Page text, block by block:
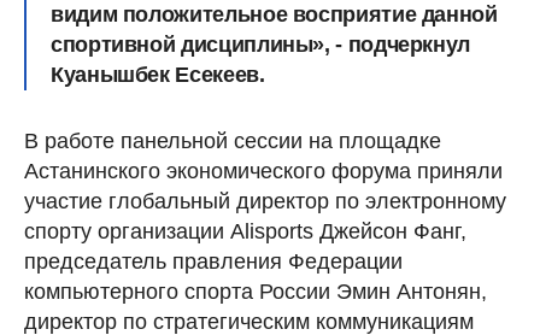
видим положительное восприятие данной
спортивной дисциплины», - подчеркнул
Куанышбек Есекеев.
В работе панельной сессии на площадке
Астанинского экономического форума приняли
участие глобальный директор по электронному
спорту организации Alisports Джейсон Фанг,
председатель правления Федерации
компьютерного спорта России Эмин Антонян,
директор по стратегическим коммуникациям